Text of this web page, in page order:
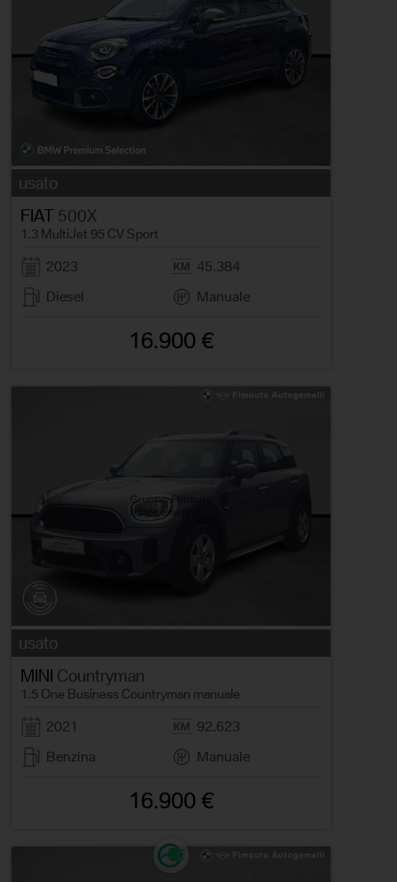
usato
FIAT 500X
1.3 MultiJet 95 CV Sport
2023
45.384
Diesel
Manuale
16.900 €
usato
MINI Countryman
1.5 One Business Countryman manuale
2021
92.623
Benzina
Manuale
16.900 €